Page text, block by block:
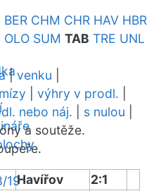
19
BER CHM CHR HAV HBR
OLO SUM TAB TRE UNL
|venku
výhry v prodl.
nebo náj. s nulou
a soutěže.
Havířov
2:1